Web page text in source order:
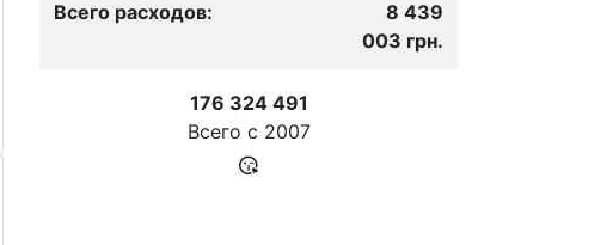
Всего расходов:
8 439
003 грн.
176 324 491
Всего с 2007